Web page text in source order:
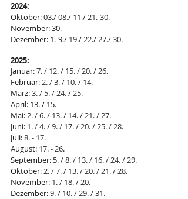
2024:
Oktober: 03./ 08./ 11./ 21.-30.
November: 30.
Dezember: 1.-9./ 19./ 22./ 27./ 30.
2025:
Januar: 7. / 12. / 15. / 20. / 26.
Februar: 2. / 3. / 10. / 14.
März: 3. / 5. / 24. / 25.
April: 13. / 15.
Mai: 2. / 6. / 13. / 14. / 21. / 27.
Juni: 1. / 4. / 9. / 17. / 20. / 25. / 28.
Juli: 8. - 17.
August: 17. - 26.
September: 5. / 8. / 13. / 16. / 24. / 29.
Oktober: 2. / 7. / 13. / 20. / 21. / 28.
November: 1. / 18. / 20.
Dezember: 9. / 10. / 29. / 31.